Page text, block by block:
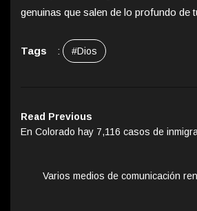
genuinas que salen de lo profundo de
Tags : #Dios
Read Previous
En Colorado hay 7,116 casos de
Varios medios de comunicación